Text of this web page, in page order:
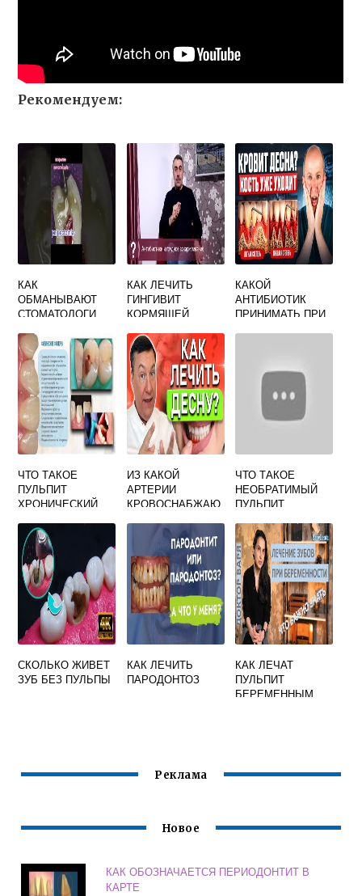
Рекомендуем:
КАК
ОБМАНЫВАЮТ
СТОМАТОЛОГИ
КАК ЛЕЧИТЬ
ГИНГИВИТ
КОРМЯЩЕЙ
КАКОЙ
АНТИБИОТИК
ПРИНИМАТЬ ПРИ
ЧТО ТАКОЕ
ПУЛЬПИТ
ХРОНИЧЕСКИЙ
ИЗ КАКОЙ
АРТЕРИИ
КРОВОСНАБЖАЮ
ПАРОДОНТА
ЧТО ТАКОЕ
НЕОБРАТИМЫЙ
ПУЛЬПИТ
СКОЛЬКО ЖИВЕТ
ЗУБ БЕЗ ПУЛЬПЫ
КАК ЛЕЧИТЬ
ПАРОДОНТОЗ
КАК ЛЕЧАТ
ПУЛЬПИТ
БЕРЕМЕННЫМ
Реклама
Новое
КАК ОБОЗНАЧАЕТСЯ ПЕРИОДОНТИТ В
КАРТЕ